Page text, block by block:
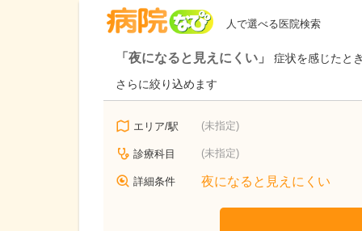
人で選べる医院検索
「夜になると見えにくい」
症状を感じたと
さらに絞り込めます
エリア/駅 (未指定)
診療科目 (未指定)
詳細条件 夜になると見えにくい